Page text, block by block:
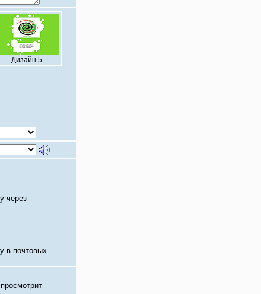
Дизайн 5
через
в почтовых